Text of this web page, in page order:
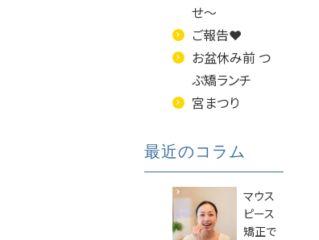
せ～
ご報告❤
お盆休み前 つ
ぶ矯ランチ
宮まつり
最近のコラム
マウス
ピース
矯正で